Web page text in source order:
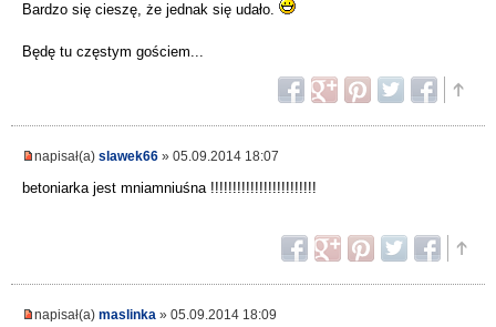
Bardzo się cieszę, że jednak się udało.
Będę tu częstym gościem...
napisał(a) slawek66 » 05.09.2014 18:07
betoniarka jest mniamniuśna !!!!!!!!!!!!!!!!!!!!!!!!
napisał(a) maslinka » 05.09.2014 18:09